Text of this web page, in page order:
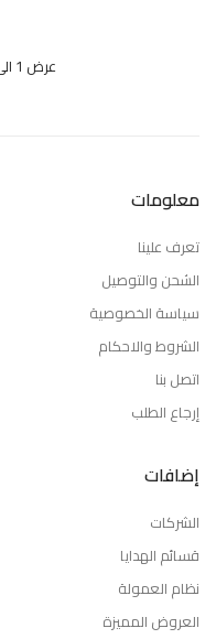
عرض 1 الى 2 من 2 (1 صفحات)
معلومات
تعرف علينا
الشحن والتوصيل
سياسة الخصوصية
الشروط والاحكام
اتصل بنا
إرجاع الطلب
إضافات
الشركات
قسائم الهدايا
نظام العمولة
العروض المميزة